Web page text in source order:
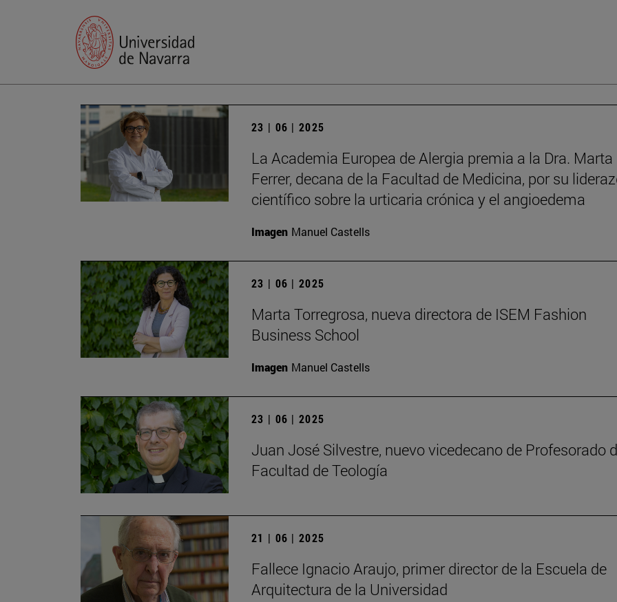
23 | 06 | 2025
La Academia Europea de Alergia premia a la Dra. Marta
Ferrer, decana de la Facultad de Medicina, por su
científico sobre la urticaria crónica y el angioedema
Imagen Manuel Castells
23 | 06 | 2025
Marta Torregrosa, nueva directora de ISEM Fashion
Business School
Imagen Manuel Castells
23 | 06 | 2025
Juan José Silvestre, nuevo vicedecano de Profesorado
Facultad de Teología
21 | 06 | 2025
Fallece Ignacio Araujo, primer director de la Escuela de
Arquitectura de la Universidad